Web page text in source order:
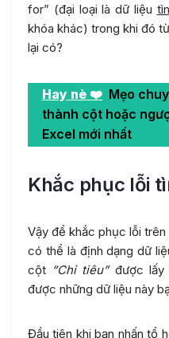
for” (đại loại là dữ liệu
khóa khác) trong khi đó
lại có?
Hay nè ❤️ Mẹo
thành cột hoặc
Excel mới nhất
Khắc phục lỗi
Vậy để khắc phục lỗi trên
có thể là định dạng dữ
cột “Chỉ tiêu”được lấy
được những dữ liệu này
Đầu tiên khi bạn nhấn tổ